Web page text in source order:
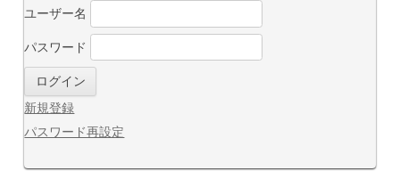
ユーザー名
パスワード
新規登録
パスワード再設定